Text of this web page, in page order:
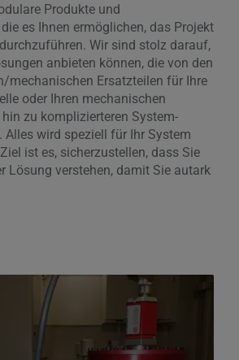
Produkte und
es Ihnen ermöglichen, das Projekt
Wir sind stolz darauf,
anbieten können, die von den
mechanischen Ersatzteilen für Ihre
oder Ihren mechanischen
zu komplizierteren System-
Alles wird speziell für Ihr System
ist es, sicherzustellen, dass Sie
Lösung verstehen, damit Sie autark